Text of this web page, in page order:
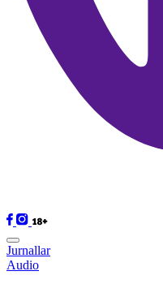
Jurnallar
Audio